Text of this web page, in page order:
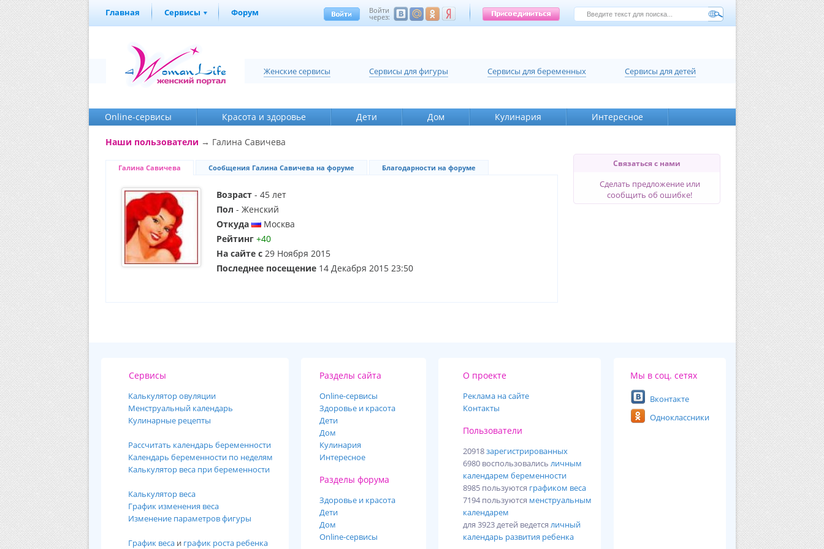
Главная Сервисы Форум Войти
через:
Женские сервисы Cервисы для фигуры Cервисы для беременных Сервисы для детей
Online-cервисы Красота и здоровье Дети Дом Кулинария Интересное
Наши пользователи → Галина Савичева
Галина Савичева Сообщения Галина Савичева на форуме Благодарности на форуме
Возраст- 45 лет
Пол - Женский
Откуда
Москва
Рейтинг +40
На сайте с29 Ноября 2015
Последнее посещение14 Декабря 2015 23:50
Связаться с нами
Сделать предложение или
сообщить об ошибке!
Сервисы
Калькулятор овуляции
Менструальный календарь
Кулинарные рецепты
Рассчитать календарь беременности
Календарь беременности по неделям
Калькулятор веса при беременности
Калькулятор веса
График изменения веса
Изменение параметров фигуры
График веса и график роста ребенка
Разделы сайта
Online-cервисы
Здоровье и красота
Дети
Дом
Кулинария
Интересное
Разделы форума
Здоровье и красота
Дети
Дом
Online-сервисы
О проекте
Реклама на сайте
Контакты
Пользователи
20918зарегистрированных
6980 воспользовалисьличным
календарем беременности
8985 пользуются графиком веса
7194 пользуются менструальным
календарем
для 3923 детей ведетсяличный
календарь развития ребенка
Мы в соц. сетях
Вконтакте
Одноклассники